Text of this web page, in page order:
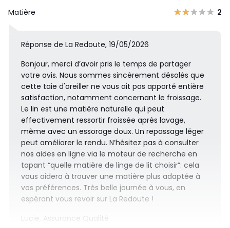
Matière 2
Réponse de La Redoute, 19/05/2026
Bonjour, merci d’avoir pris le temps de partager
votre avis. Nous sommes sincèrement désolés que
cette taie d'oreiller ne vous ait pas apporté entière
satisfaction, notamment concernant le froissage.
Le lin est une matière naturelle qui peut
effectivement ressortir froissée après lavage,
même avec un essorage doux. Un repassage léger
peut améliorer le rendu. N’hésitez pas à consulter
nos aides en ligne via le moteur de recherche en
tapant “quelle matière de linge de lit choisir”: cela
vous aidera à trouver une matière plus adaptée à
vos préférences. Très belle journée à vous, en
espérant vous revoir sur La Redoute !
Lucie, Assurance Qualité